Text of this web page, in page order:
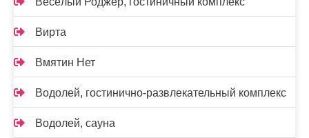
Вирта
Вмятин Нет
Водолей, гостинично-развлекательный комплекс
Водолей, сауна